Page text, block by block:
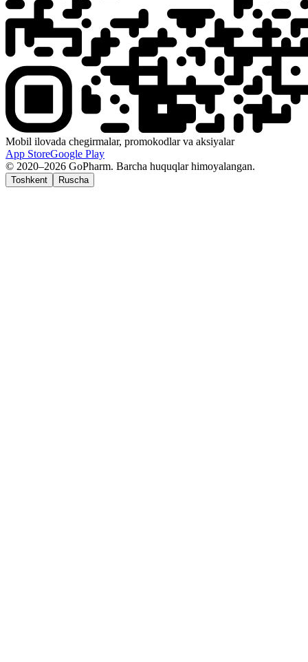
Mobil ilovada chegirmalar, promokodlar va aksiyalar
App StoreGoogle Play
© 2020–2026 GoPharm. Barcha huquqlar himoyalangan.
Toshkent Ruscha